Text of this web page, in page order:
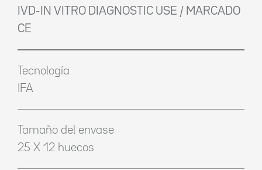
IVD-IN VITRO DIAGNOSTIC USE / MARCADO
CE
Tecnología
IFA
Tamaño del envase
25 X 12 huecos